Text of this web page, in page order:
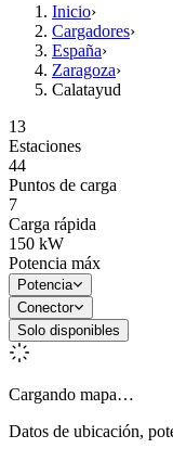
Inicio›
Cargadores›
España›
Zaragoza›
Calatayud
13
Estaciones
44
Puntos de carga
7
Carga rápida
150 kW
Potencia máx
Potencia
Conector
Solo disponibles
Cargando mapa…
Datos de ubicación,